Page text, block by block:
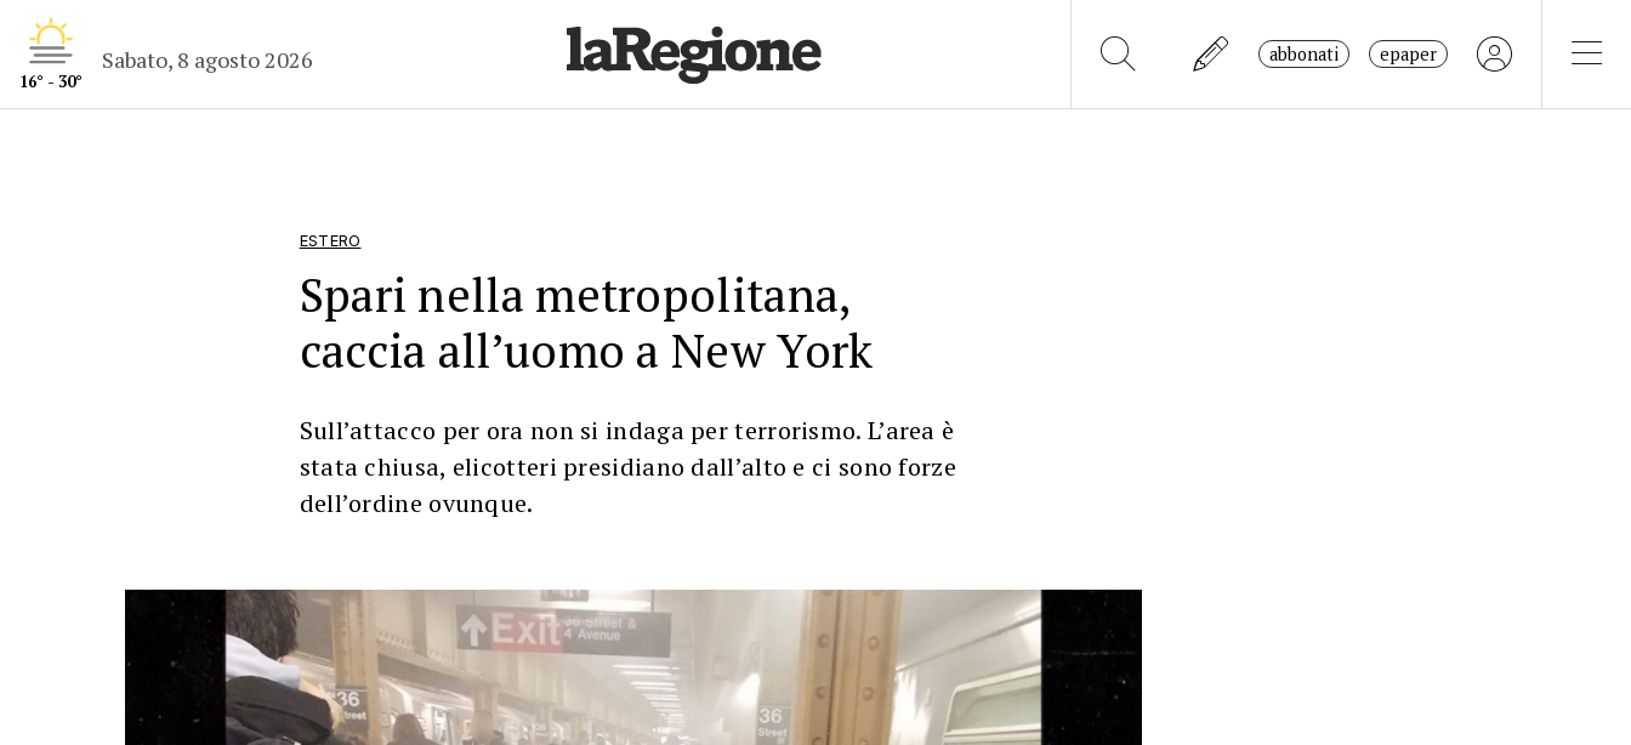
16° - 30°
Sabato, 8 agosto 2026 abbonati epaper
ESTERO
Spari nella metropolitana,
caccia all’uomo a New York
Sull’attacco per ora non si indaga per terrorismo. L’area è
stata chiusa, elicotteri presidiano dall’alto e ci sono forze
dell’ordine ovunque.